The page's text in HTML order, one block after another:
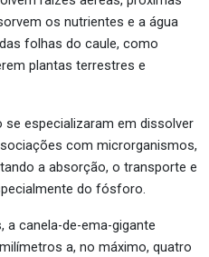
os nutrientes e a água
folhas do caule, como
plantas terrestres e
especializaram em dissolver
com microrganismos,
a absorção, o transporte e
do fósforo.
a canela-de-ema-gigante
a, no máximo, quatro